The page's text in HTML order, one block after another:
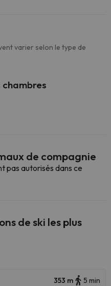
varier selon le type de
de compagnie
pas autorisés dans ce
de ski les plus
353 m 5 min